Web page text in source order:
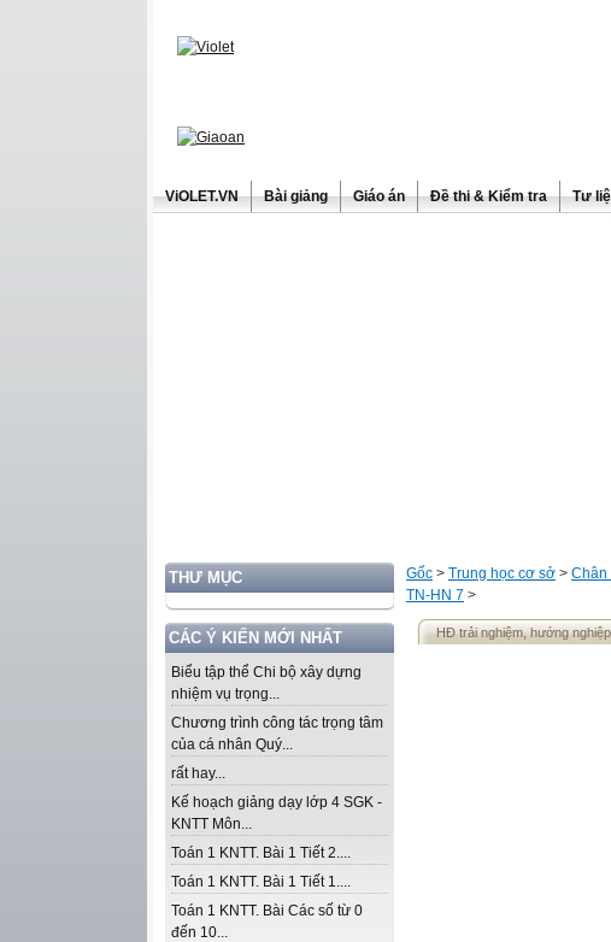
ViOLET.VN Bài giảng Giáo án Đề thi & Kiểm tra Tư
THƯ MỤC
CÁC Ý KIẾN MỚI NHẤT
Biểu tập thể Chi bộ xây dựng
nhiệm vụ trọng...
Chương trình công tác trọng tâm
của cá nhân Quý...
rất hay...
Kế hoạch giảng dạy lớp 4 SGK -
KNTT Môn...
Toán 1 KNTT. Bài 1 Tiết 2....
Toán 1 KNTT. Bài 1 Tiết 1....
Toán 1 KNTT. Bài Các số từ 0
đến 10...
Gốc > Trung học cơ sở > Chân
TN-HN 7 >
HĐ trải nghiệm, hướng